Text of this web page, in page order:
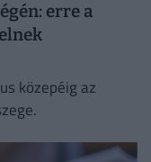
erre a
közepéig az